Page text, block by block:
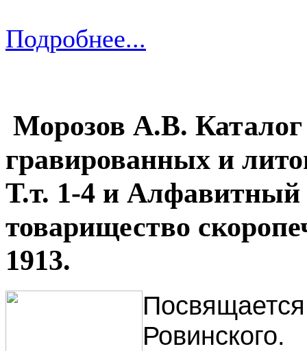
Подробнее...
Морозов А.В. Каталог
гравированных и
Т.т. 1-4 и Алфавитный
товарищество
1913.
Ровинского.